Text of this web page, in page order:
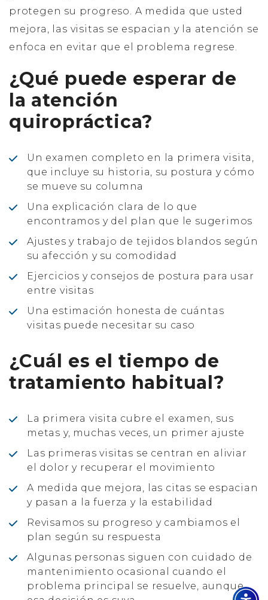
protegen su progreso. A medida que usted
mejora, las visitas se espacian y la atención se
enfoca en evitar que el problema regrese.
¿Qué puede esperar de
la atención
quiropráctica?
Un examen completo en la primera visita,
que incluye su historia, su postura y cómo
se mueve su columna
Una explicación clara de lo que
encontramos y del plan que le sugerimos
Ajustes y trabajo de tejidos blandos según
su afección y su comodidad
Ejercicios y consejos de postura para usar
entre visitas
Una estimación honesta de cuántas
visitas puede necesitar su caso
¿Cuál es el tiempo de
tratamiento habitual?
La primera visita cubre el examen, sus
metas y, muchas veces, un primer ajuste
Las primeras visitas se centran en aliviar
el dolor y recuperar el movimiento
A medida que mejora, las citas se espacian
y pasan a la fuerza y la estabilidad
Revisamos su progreso y cambiamos el
plan según su respuesta
Algunas personas siguen con cuidado de
mantenimiento ocasional cuando el
problema principal se resuelve, aunque